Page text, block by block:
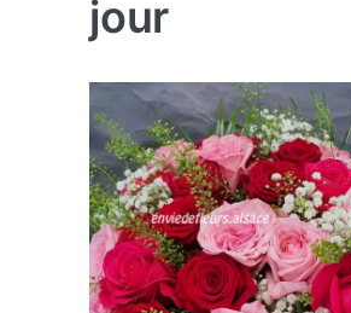
jour